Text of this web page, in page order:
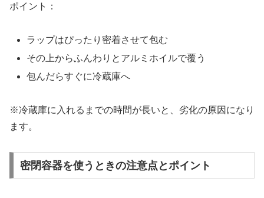
ポイント：
ラップはぴったり密着させて包む
その上からふんわりとアルミホイルで覆う
包んだらすぐに冷蔵庫へ
※冷蔵庫に入れるまでの時間が長いと、劣化の原因になり
ます。
密閉容器を使うときの注意点とポイント